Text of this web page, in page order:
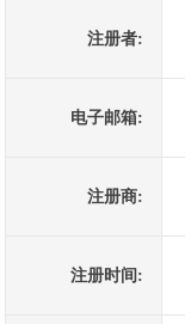
注册者:
电子邮箱:
注册商:
注册时间: